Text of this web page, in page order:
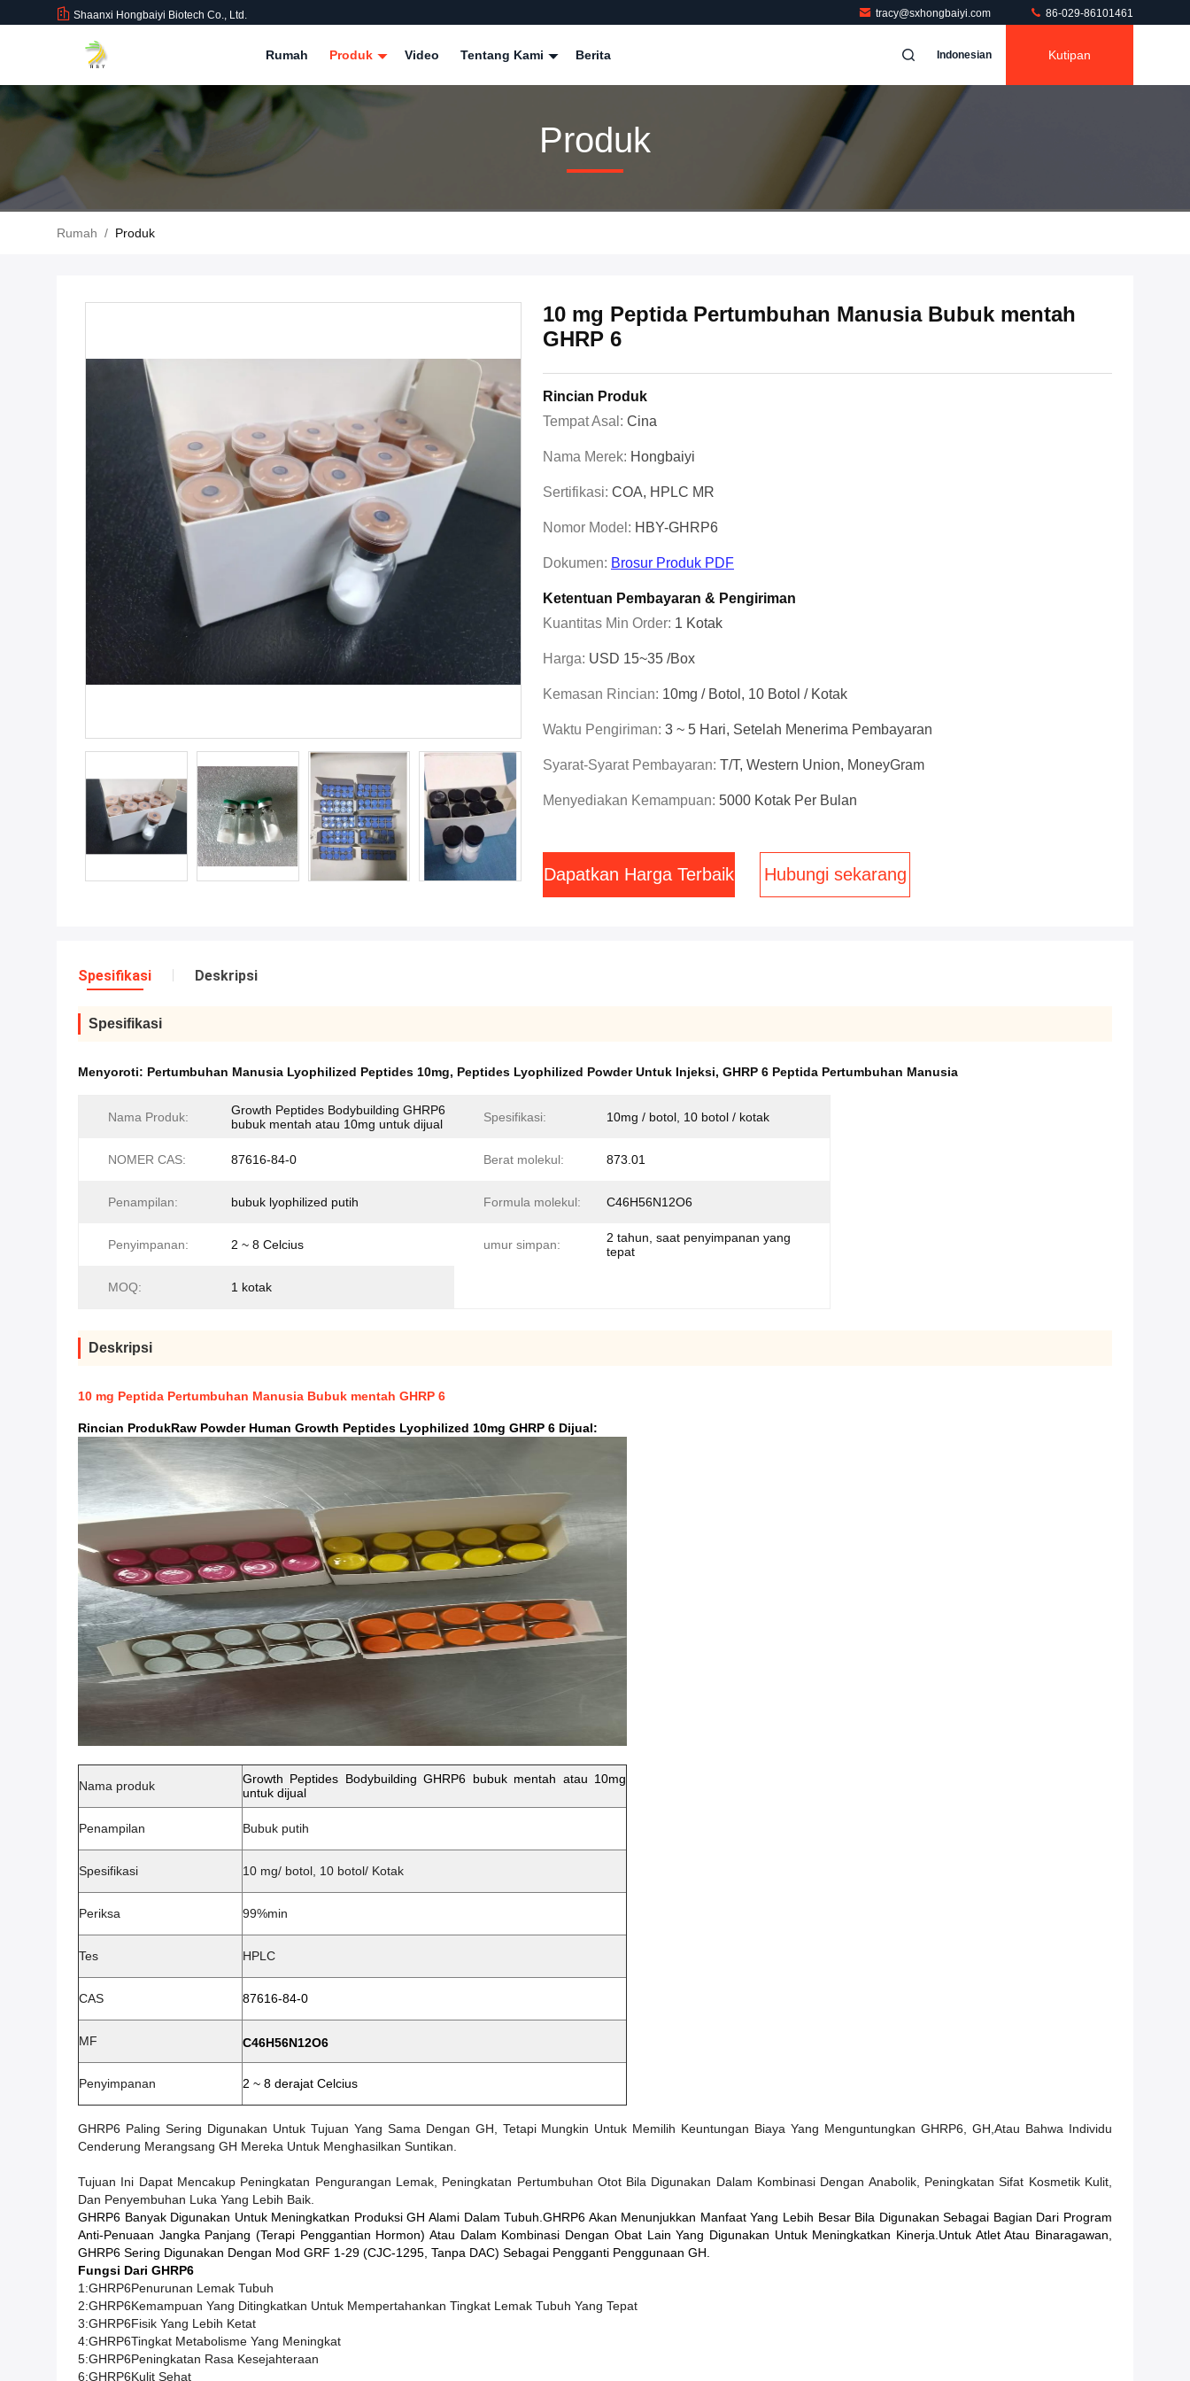
Shaanxi Hongbaiyi Biotech Co., Ltd. tracy@sxhongbaiyi.com 86-029-86101461
Rumah Produk Video Tentang Kami Berita Indonesian Kutipan
Produk
Rumah / Produk
10 mg Peptida Pertumbuhan Manusia Bubuk mentah
GHRP 6
Rincian Produk
Tempat Asal: Cina
Nama Merek: Hongbaiyi
Sertifikasi: COA, HPLC MR
Nomor Model: HBY-GHRP6
Dokumen: Brosur Produk PDF
Ketentuan Pembayaran & Pengiriman
Kuantitas Min Order: 1 Kotak
Harga: USD 15~35 /Box
Kemasan Rincian: 10mg / Botol, 10 Botol / Kotak
Waktu Pengiriman: 3 ~ 5 Hari, Setelah Menerima Pembayaran
Syarat-Syarat Pembayaran: T/T, Western Union, MoneyGram
Menyediakan Kemampuan: 5000 Kotak Per Bulan
Dapatkan Harga Terbaik Hubungi sekarang
Spesifikasi Deskripsi
Spesifikasi
Menyoroti: Pertumbuhan Manusia Lyophilized Peptides 10mg, Peptides Lyophilized Powder Untuk Injeksi, GHRP 6 Peptida Pertumbuhan Manusia
Nama Produk:
Growth Peptides Bodybuilding GHRP6
bubuk mentah atau 10mg untuk dijual
Spesifikasi: 10mg / botol, 10 botol / kotak
NOMER CAS: 87616-84-0 Berat molekul: 873.01
Penampilan: bubuk lyophilized putih Formula molekul: C46H56N12O6
Penyimpanan: 2 ~ 8 Celcius umur simpan:
2 tahun, saat penyimpanan yang
tepat
MOQ: 1 kotak
Deskripsi
10 mg Peptida Pertumbuhan Manusia Bubuk mentah GHRP 6
Rincian ProdukRaw Powder Human Growth Peptides Lyophilized 10mg GHRP 6 Dijual:
Nama produk
Growth Peptides Bodybuilding GHRP6 bubuk mentah atau 10mg
untuk dijual
Penampilan Bubuk putih
Spesifikasi 10 mg/ botol, 10 botol/ Kotak
Periksa 99%min
Tes HPLC
CAS 87616-84-0
MF C46H56N12O6
Penyimpanan 2 ~ 8 derajat Celcius
GHRP6 Paling Sering Digunakan Untuk Tujuan Yang Sama Dengan GH, Tetapi Mungkin Untuk Memilih Keuntungan Biaya Yang Menguntungkan GHRP6, GH,atau Bahwa Individu
Cenderung Merangsang GH Mereka Untuk Menghasilkan Suntikan.
Tujuan Ini Dapat Mencakup Peningkatan Pengurangan Lemak, Peningkatan Pertumbuhan Otot Bila Digunakan Dalam Kombinasi Dengan Anabolik, Peningkatan Sifat Kosmetik Kulit,
Dan Penyembuhan Luka Yang Lebih Baik.
GHRP6 Banyak Digunakan Untuk Meningkatkan Produksi GH Alami Dalam Tubuh.GHRP6 Akan Menunjukkan Manfaat Yang Lebih Besar Bila Digunakan Sebagai Bagian Dari Program
Anti-Penuaan Jangka Panjang (terapi Penggantian Hormon) Atau Dalam Kombinasi Dengan Obat Lain Yang Digunakan Untuk Meningkatkan Kinerja.Untuk Atlet Atau Binaragawan,
GHRP6 Sering Digunakan Dengan Mod GRF 1-29 (CJC-1295, Tanpa DAC) Sebagai Pengganti Penggunaan GH.
Fungsi Dari GHRP6
1:GHRP6Penurunan Lemak Tubuh
2:GHRP6Kemampuan Yang Ditingkatkan Untuk Mempertahankan Tingkat Lemak Tubuh Yang Tepat
3:GHRP6Fisik Yang Lebih Ketat
4:GHRP6Tingkat Metabolisme Yang Meningkat
5:GHRP6Peningkatan Rasa Kesejahteraan
6:GHRP6Kulit Sehat